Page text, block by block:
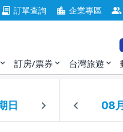
contract 訂單查詢 location_city 企業專區 group
expand_more 訂房/票券 expand_more 台灣旅遊 expand_more